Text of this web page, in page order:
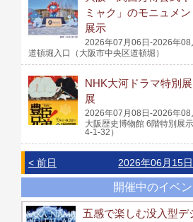
ミャク」のモニュメン
展示
2026年07月06日-2026年08
道頓堀入口（大阪市中央区道頓堀）
NHK大河ドラマ特別
展
2026年07月08日-2026年08
大阪歴史博物館 6階特別展
4-1-32）
< 前日 2026年06月15日
開催中のイベン
五感で楽しむ没入型